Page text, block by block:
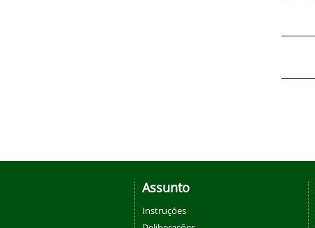
Assunto
Instruções